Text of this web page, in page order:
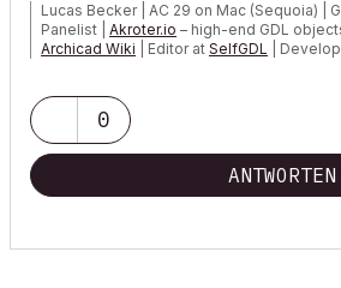
Lucas Becker | AC 29 on Mac (Sequoia) |
Panelist | Akroter.io – high-end GDL
Archicad Wiki | Editor at SelfGDL |
My List of AC shortcomings & bugs
Mention AI Again
POSIWID – The Purpose Of a System Is
«Furthermore, I consider that Carth...yearly
destroyed»
0
ANTWORTEN